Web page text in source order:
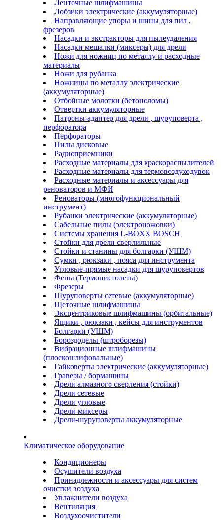
Ленточные шлифмашины
Лобзики электрические (аккумуляторные)
Направляющие упоры и шины для пил ,
фрезеров
Насадки и экстракторы для пылеудаления
Насадки мешалки (миксеры) для дрели
Ножи для ножниц по металлу и расходные
материалы
Ножи для рубанка
Ножницы по металлу электрические
(аккумуляторные)
Отбойные молотки (бетоноломы)
Отвертки аккумуляторные
Патроны-адаптер для дрели , шуруповерта ,
перфоратора
Перфораторы
Пилы дисковые
Радиоприемники
Расходные материалы для краскораспылителей
Расходные материалы для термовоздуходувок
Расходные материалы и аксессуары для
реноваторов и МФИ
Реноваторы (многофункциональный
инструмент)
Рубанки электрические (аккумуляторные)
Сабельные пилы (электроножовки)
Системы хранения L-BOXX BOSCH
Стойки для дрели сверлильные
Стойки и станины для болгарки (УШМ)
Сумки , рюкзаки , пояса для инструмента
Угловые-прямые насадки для шуруповертов
Фены (Термопистолеты)
Фрезеры
Шуруповерты сетевые (аккумуляторные)
Щеточные шлифмашины
Эксцентриковые шлифмашины (орбитальные)
Ящики , рюкзаки , кейсы для инструментов
Болгарки (УШМ)
Бороздоделы (штроборезы)
Вибрационные шлифмашины
(плоскошлифовальные)
Гайковерты электрические (аккумуляторные)
Граверы / бормашины
Дрели алмазного сверления (стойки)
Дрели сетевые
Дрели угловые
Дрели-миксеры
Дрели-шуруповерты аккумуляторные
Климатическое оборудование
Кондиционеры
Осушители воздуха
Принадлежности и аксессуары для систем
очистки воздуха
Увлажнители воздуха
Вентиляция
Воздухоочистители